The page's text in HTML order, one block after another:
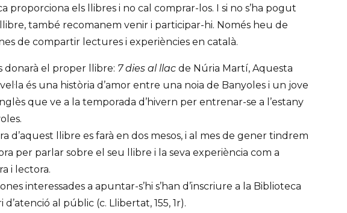
proporciona els llibres i no cal comprar-los. I si no s’ha pogut
llibre, també recomanem venir i participar-hi. Només heu de
de compartir lectures i experiències en català.
donarà el proper llibre: 7 dies al llac de Núria Martí, Aquesta
és una història d’amor entre una noia de Banyoles i un jove
que ve a la temporada d’hivern per entrenar-se a l’estany
d’aquest llibre es farà en dos mesos, i al mes de gener tindrem
per parlar sobre el seu llibre i la seva experiència com a
i lectora.
interessades a apuntar-s’hi s’han d’inscriure a la Biblioteca
d’atenció al públic (c. Llibertat, 155, 1r).